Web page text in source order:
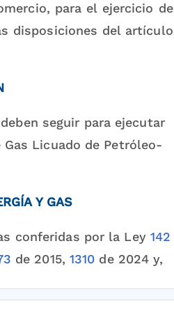
para el ejercicio de
disposiciones del artículo
seguir para ejecutar
Licuado de Petróleo-
Y GAS
conferidas por la Ley 142
de 2015, 1310 de 2024 y,